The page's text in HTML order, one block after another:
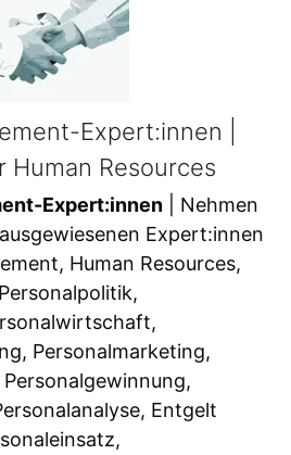
Expert:innen |
Human Resources
Expert:innen | Nehmen
Expert:innen
Human Resources,
Personalmarketing,
Entgelt